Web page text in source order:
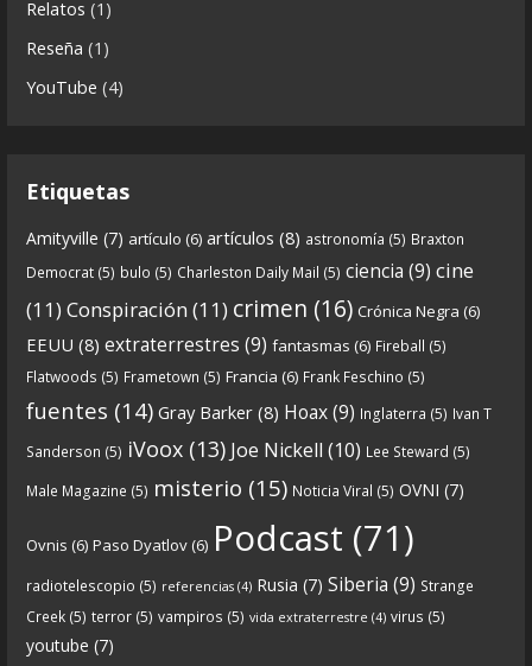
parte-2-la-forja-audios-mp3_rf_67540152_1.html
Continuamos el especial Qanon con esta segunda
6 0 View on facebook
Crónicas de Nantucket
Descargar
https://www.ivoox.com/cdn-6x05-8211-qanon-
parte-1-origenes-audios-mp3_rf_67157433_1.html
Tras una exhaustiva investigación en los orígenes
y desarrollo de Qanon, la madre de todas las
more
Relatos (1)
Reseña (1)
YouTube (4)
Etiquetas
Amityville (7) artículo (6) artículos (8) astronomía (5) Braxton
Democrat (5) bulo (5) Charleston Daily Mail (5) ciencia (9) cine
(11) Conspiración (11) crimen (16) Crónica Negra (6)
EEUU (8) extraterrestres (9) fantasmas (6) Fireball (5)
Flatwoods (5) Frametown (5) Francia (6) Frank Feschino (5)
fuentes (14) Gray Barker (8) Hoax(9) Inglaterra (5) Ivan T
Sanderson (5) iVoox (13) Joe Nickell (10) Lee Steward (5)
Male Magazine (5) misterio (15) Noticia Viral (5) OVNI (7)
Ovnis (6) Paso Dyatlov (6) Podcast (71)
radiotelescopio (5) referencias (4) Rusia (7) Siberia (9) Strange
Creek (5) terror (5) vampiros (5) vida extraterrestre (4) virus (5)
youtube (7)